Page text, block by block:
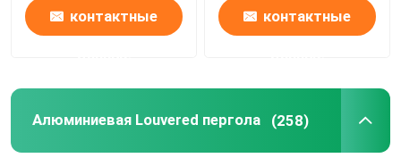
контактные контактные
Алюминиевая Louvered пергола (258)